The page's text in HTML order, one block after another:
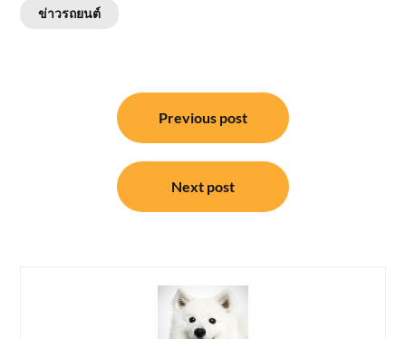
ข่าวรถยนต์
Previous post
Next post